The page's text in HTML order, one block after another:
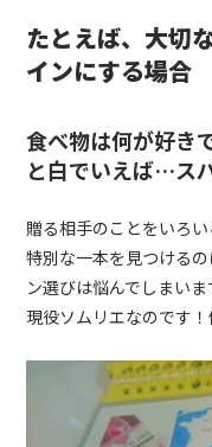
たとえば、大切
インにする場合
食べ物は何が好き
と白でいえば…ス
贈る相手のことをいろ
特別な一本を見つける
ン選びは悩んでしまい
現役ソムリエなのです